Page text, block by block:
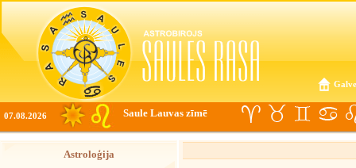
07.08.2026 Saule Lauvas zīmē
Astroloģija